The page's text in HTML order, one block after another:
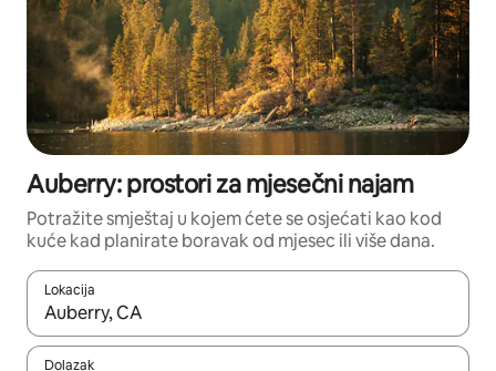
Auberry: prostori za mjesečni najam
Potražite smještaj u kojem ćete se osjećati kao kod
kuće kad planirate boravak od mjesec ili više dana.
Lokacija
Kada budu dostupni rezultati, moći ćete ih pregledati
Dolazak